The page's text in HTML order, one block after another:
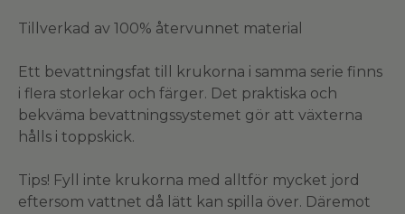
Tillverkad av 100% återvunnet material
Ett bevattningsfat till krukorna i samma serie finns
i flera storlekar och färger. Det praktiska och
bekväma bevattningssystemet gör att växterna
hålls i toppskick.
Tips! Fyll inte krukorna med alltför mycket jord
eftersom vattnet då lätt kan spilla över. Däremot